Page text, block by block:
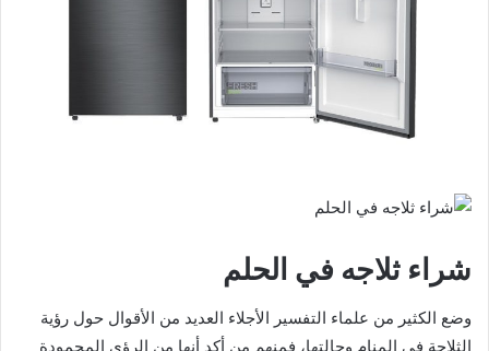
شراء ثلاجه في الحلم
وضع الكثير من علماء التفسير الأجلاء العديد من الأقوال حول رؤية
الثلاجة في المنام وحالتها، فمنهم من أكد أنها من الرؤى المحمودة